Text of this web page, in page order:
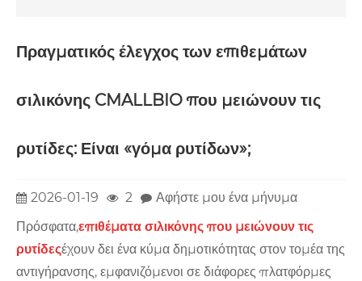
Πραγματικός έλεγχος των επιθεμάτων
σιλικόνης CMALLBIO που μειώνουν τις
ρυτίδες: Είναι «γόμα ρυτίδων»;
2026-01-19 2
Αφήστε μου ένα μήνυμα
Πρόσφατα,επιθέματα σιλικόνης που μειώνουν τις
ρυτίδεςέχουν δει ένα κύμα δημοτικότητας στον τομέα της
αντιγήρανσης, εμφανιζόμενοι σε διάφορες πλατφόρμες